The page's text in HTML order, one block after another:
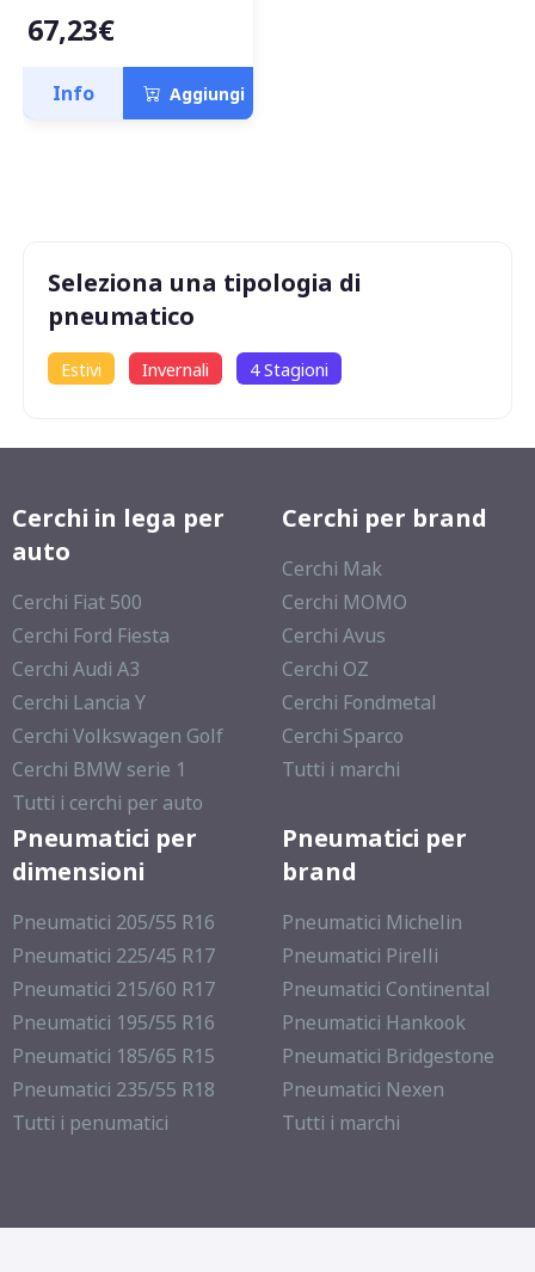
67,23€
Info Aggiungi
Seleziona una tipologia di
pneumatico
Estivi Invernali 4 Stagioni
Cerchi in lega per
auto
Cerchi Fiat 500
Cerchi Ford Fiesta
Cerchi Audi A3
Cerchi Lancia Y
Cerchi Volkswagen Golf
Cerchi BMW serie 1
Tutti i cerchi per auto
Cerchi per brand
Cerchi Mak
Cerchi MOMO
Cerchi Avus
Cerchi OZ
Cerchi Fondmetal
Cerchi Sparco
Tutti i marchi
Pneumatici per
dimensioni
Pneumatici 205/55 R16
Pneumatici 225/45 R17
Pneumatici 215/60 R17
Pneumatici 195/55 R16
Pneumatici 185/65 R15
Pneumatici 235/55 R18
Tutti i penumatici
Pneumatici per
brand
Pneumatici Michelin
Pneumatici Pirelli
Pneumatici Continental
Pneumatici Hankook
Pneumatici Bridgestone
Pneumatici Nexen
Tutti i marchi